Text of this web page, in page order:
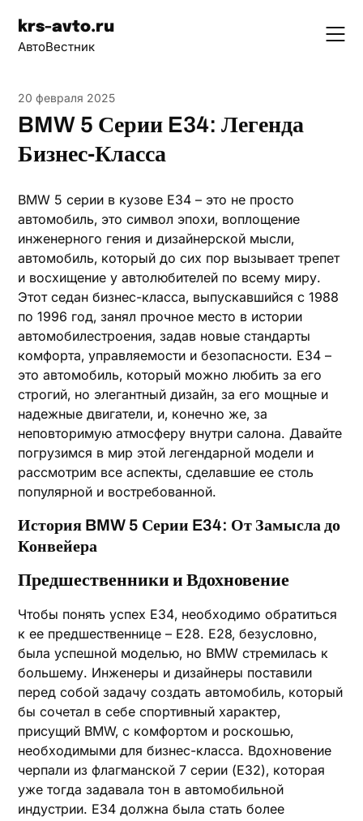
content
krs-avto.ru
АвтоВестник
20 февраля 2025
BMW 5 Серии E34: Легенда
Бизнес-Класса
BMW 5 серии в кузове E34 – это не просто
автомобиль‚ это символ эпохи‚ воплощение
инженерного гения и дизайнерской мысли‚
автомобиль‚ который до сих пор вызывает трепет
и восхищение у автолюбителей по всему миру.
Этот седан бизнес-класса‚ выпускавшийся с 1988
по 1996 год‚ занял прочное место в истории
автомобилестроения‚ задав новые стандарты
комфорта‚ управляемости и безопасности. E34 –
это автомобиль‚ который можно любить за его
строгий‚ но элегантный дизайн‚ за его мощные и
надежные двигатели‚ и‚ конечно же‚ за
неповторимую атмосферу внутри салона. Давайте
погрузимся в мир этой легендарной модели и
рассмотрим все аспекты‚ сделавшие ее столь
популярной и востребованной.
История BMW 5 Серии E34: От Замысла до
Конвейера
Предшественники и Вдохновение
Чтобы понять успех E34‚ необходимо обратиться
к ее предшественнице – E28. E28‚ безусловно‚
была успешной моделью‚ но BMW стремилась к
большему. Инженеры и дизайнеры поставили
перед собой задачу создать автомобиль‚ который
бы сочетал в себе спортивный характер‚
присущий BMW‚ с комфортом и роскошью‚
необходимыми для бизнес-класса. Вдохновение
черпали из флагманской 7 серии (E32)‚ которая
уже тогда задавала тон в автомобильной
индустрии. E34 должна была стать более